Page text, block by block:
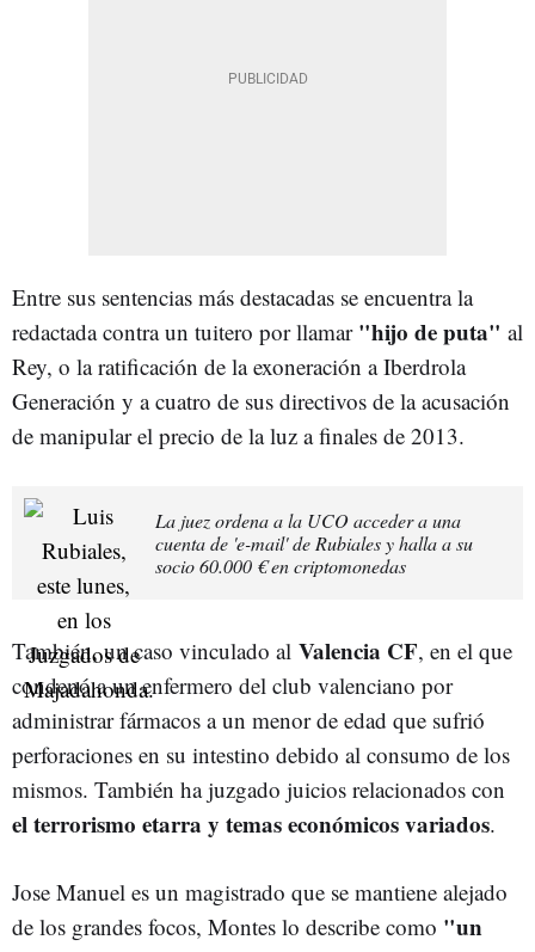
Entre sus sentencias más destacadas se encuentra la
redactada contra un tuitero por llamar "hijo de puta" al
Rey, o la ratificación de la exoneración a Iberdrola
Generación y a cuatro de sus directivos de la acusación
de manipular el precio de la luz a finales de 2013.
La juez ordena a la UCO acceder a una
cuenta de 'e-mail' de Rubiales y halla a su
socio 60.000 € en criptomonedas
También, un caso vinculado al Valencia CF, en el que
condenó a un enfermero del club valenciano por
administrar fármacos a un menor de edad que sufrió
perforaciones en su intestino debido al consumo de los
mismos. También ha juzgado juicios relacionados con
el terrorismo etarra y temas económicos variados.
Jose Manuel es un magistrado que se mantiene alejado
de los grandes focos, Montes lo describe como "un